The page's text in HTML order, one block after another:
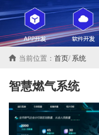
当前位置： 首页/ 系统
智慧燃气系统